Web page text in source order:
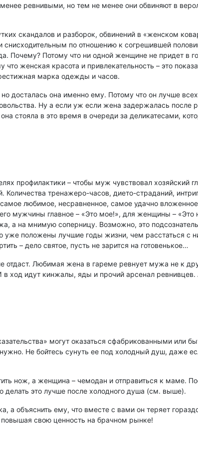
ревнивыми, но тем не менее они обвиняют в
скандалов и разборок, обвинений в «женском
по отношению к согрешившей
Почему? Потому что ни одной женщине не придет в
женская красота и привлекательность – это
марка одежды и часов.
досталась она именно ему. Потому что он лучше
Ну а если уж если жена задержалась после
стояла в это время в очереди за деликатесами,
профилактики – чтобы муж чувствовал хозяйский
тренажеро-часов, дието-страданий,
любимое, несравненное, самое удачно
мужчины главное – «Это мое!», для женщины – «Это
а на мнимую соперницу. Возможно, это
уже положены лучшие годы жизни, чем расстаться
– дело святое, пусть не зарится на готовенькое…
отдаст. Любимая жена в гареме ревнует мужа не к
ход идут кинжалы, яды и прочий арсенал ревнивцев.
могут оказаться сфабрикованными или
Не бойтесь сунуть ее под холодный душ, даже
нож, а женщина – чемодан и отправиться к маме.
это лучше после холодного душа (см. выше).
а объяснить ему, что вместе с вами он теряет
повышая свою ценность на брачном рынке!